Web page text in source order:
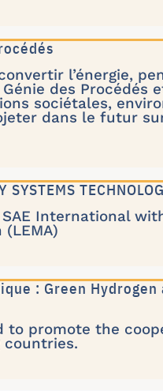
l’énergie,
des Procédés
sociétales,
dans le futur
International
: Green
to promote the